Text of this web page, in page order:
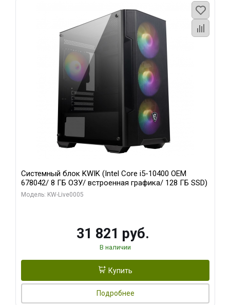
Системный блок KWIK (Intel Core i5-10400 OEM
678042/ 8 ГБ ОЗУ/ встроенная графика/ 128 ГБ SSD)
Модель: KW-Live0005
31 821 руб.
В наличии
Купить
Подробнее